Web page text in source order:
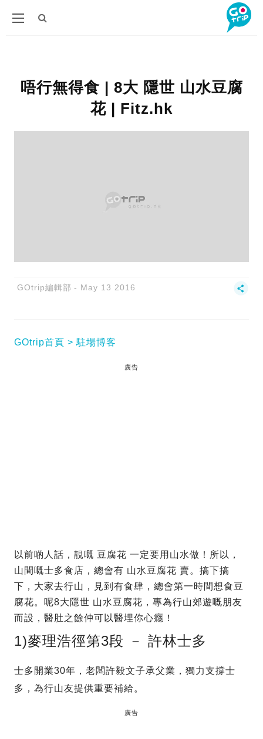
唔行無得食 | 8大 隱世 山水豆腐
花 | Fitz.hk
GOtrip編輯部 May 13 2016
GOtrip首頁 駐場博客
廣告
以前啲人話，靚嘅 豆腐花 一定要用山水做！所以，
山間嘅士多食店，總會有 山水豆腐花 賣。搞下搞
下，大家去行山，見到有食肆，總會第一時間想食豆
腐花。呢8大隱世 山水豆腐花，專為行山郊遊嘅朋友
而設，醫肚之餘仲可以醫埋你心癮！
1)麥理浩徑第3段 － 許林士多
士多開業30年，老闆許毅文子承父業，獨力支撐士
多，為行山友提供重要補給。
廣告